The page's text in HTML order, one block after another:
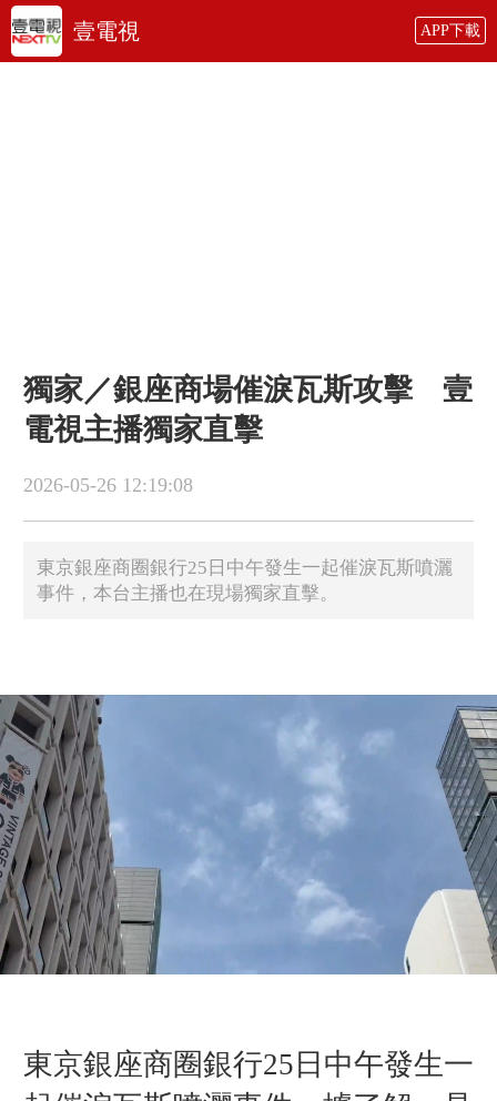
壹電視 APP下載
獨家／銀座商場催淚瓦斯攻擊 壹
電視主播獨家直擊
2026-05-26 12:19:08
東京銀座商圈銀行25日中午發生一起催淚瓦斯噴灑
事件，本台主播也在現場獨家直擊。
東京銀座商圈銀行25日中午發生一